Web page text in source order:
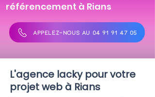
référencement à Rians
APPELEZ-NOUS AU 04 91 91 47 05
L'agence lacky pour votre
projet web à Rians